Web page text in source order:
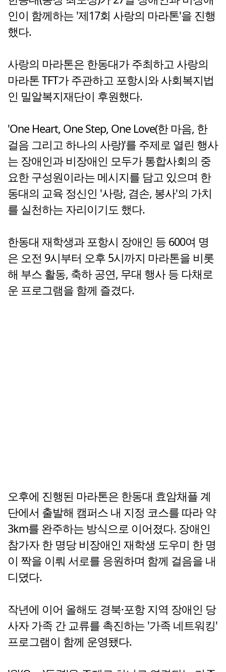
인이 함께하는 '제17회 사랑의 마라톤'을 진행
했다.
사랑의 마라톤은 한동대가 주최하고 사랑의
마라톤 TFT가 주관하고 포항시와 사회복지법
인 밀알복지재단이 후원했다.
'One Heart, One Step, One Love(한 마음, 한
걸음 그리고 하나의 사랑)'를 주제로 열린 행사
는 장애인과 비장애인 모두가 통합사회의 중
요한 구성원이라는 메시지를 담고 있으며 한
동대의 교육 정신인 '사랑, 겸손, 봉사'의 가치
를 실천하는 자리이기도 했다.
한동대 재학생과 포항시 장애인 등 600여 명
은 오전 9시부터 오후 5시까지 마라톤을 비롯
해 부스 활동, 축하 공연, 무대 행사 등 다채로
운 프로그램을 함께 즐겼다.
오후에 진행된 마라톤은 한동대 효암채플 계
단에서 출발해 캠퍼스 내 지정 코스를 따라 약
3km를 완주하는 방식으로 이어졌다. 장애인
참가자 한 명당 비장애인 재학생 도우미 한 명
이 짝을 이뤄 서로를 응원하며 함께 걸음을 내
디뎠다.
작년에 이어 올해도 경북·포항 지역 장애인 당
사자 가족 간 교류를 촉진하는 '가족 네트워킹'
프로그램이 함께 운영됐다.